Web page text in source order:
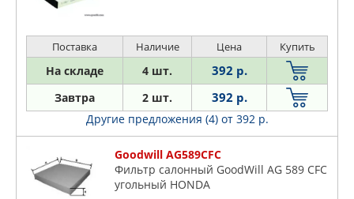
Поставка Наличие Цена Купить
На складе 4 шт. 392 р.
Завтра 2 шт. 392 р.
Другие предложения (4) от 392 р.
Goodwill AG589CFC
Фильтр салонный GoodWill AG 589 CFC
угольный HONDA